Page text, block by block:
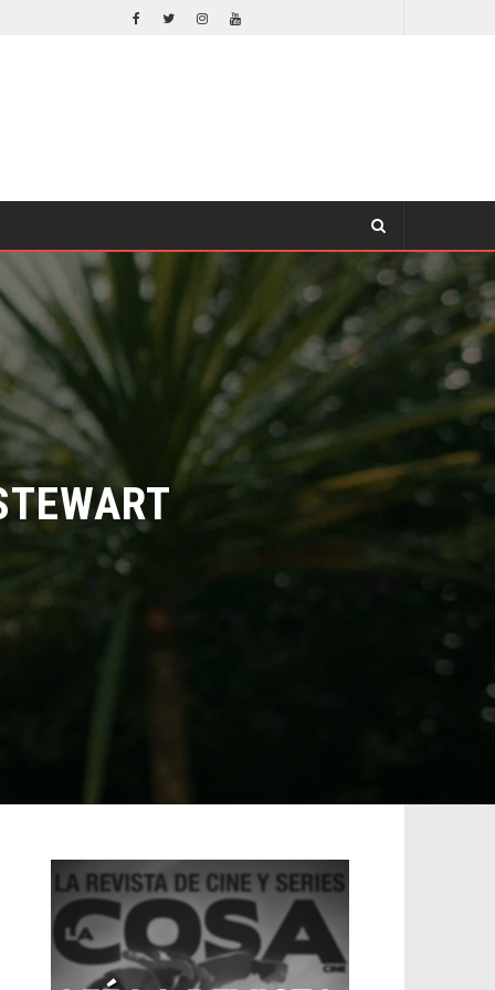
ORLANDO BLOOM AFIRMA HABER RECHAZADO SER BATMAN